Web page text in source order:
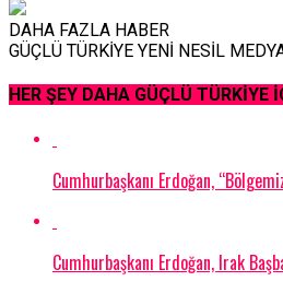
DAHA FAZLA HABER
GÜÇLÜ TÜRKİYE YENİ NESİL
HER ŞEY DAHA GÜÇLÜ TÜRKİYE
Cumhurbaşkanı Erdoğan,
Cumhurbaşkanı Erdoğan, Irak